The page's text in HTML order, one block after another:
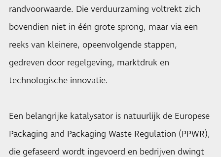
randvoorwaarde. Die verduurzaming voltrekt zich
bovendien niet in één grote sprong, maar via een
reeks van kleinere, opeenvolgende stappen,
gedreven door regelgeving, marktdruk en
technologische innovatie.
Een belangrijke katalysator is natuurlijk de Europese
Packaging and Packaging Waste Regulation (PPWR),
die gefaseerd wordt ingevoerd en bedrijven dwingt